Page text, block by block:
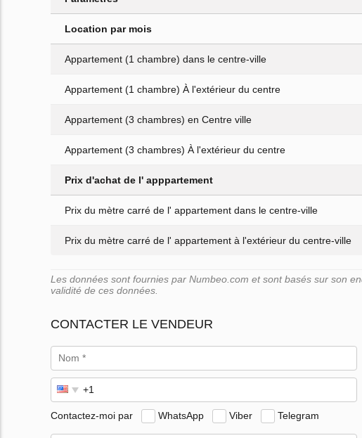
Location par mois
Appartement (1 chambre) dans le centre-ville
Appartement (1 chambre) À l'extérieur du centre
Appartement (3 chambres) en Centre ville
Appartement (3 chambres) À l'extérieur du centre
Prix d'achat de l' apppartement
Prix du mètre carré de l' appartement dans le centre-ville
Prix du mètre carré de l' appartement à l'extérieur du centre-ville
Les données sont fournies par Numbeo.com et sont basés sur son
validité de ces données.
CONTACTER LE VENDEUR
Contactez-moi par WhatsApp Viber Telegram